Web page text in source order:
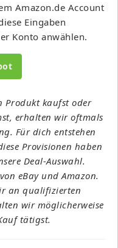
Amazon.de Account
Eingaben
Konto anwählen.
Produkt kaufst oder
erhalten wir oftmals
Für dich entstehen
Provisionen haben
Deal-Auswahl.
eBay und Amazon.
an qualifizierten
wir möglicherweise
tätigst.